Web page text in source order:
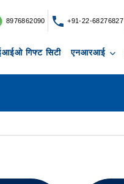
8976862090 +91-22-68276827
गिफ्ट सिटी एनआरआई